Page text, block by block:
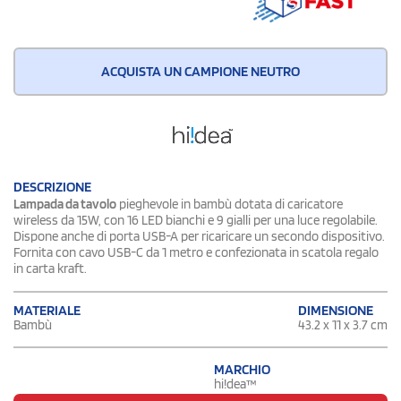
ACQUISTA UN CAMPIONE NEUTRO
DESCRIZIONE
Lampada da tavolo pieghevole in bambù dotata di caricatore
wireless da 15W, con 16 LED bianchi e 9 gialli per una luce regolabile.
Dispone anche di porta USB-A per ricaricare un secondo dispositivo.
Fornita con cavo USB-C da 1 metro e confezionata in scatola regalo
in carta kraft.
MATERIALE
Bambù
DIMENSIONE
43.2 x 11 x 3.7 cm
MARCHIO
hi!dea™